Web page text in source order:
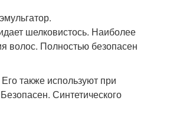
шелковистось. Наиболее
волос. Полностью безопасен
также используют при
Синтетического